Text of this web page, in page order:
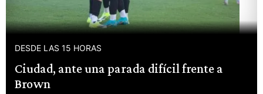
DESDE LAS 15 HORAS
Ciudad, ante una parada difícil frente a
Brown